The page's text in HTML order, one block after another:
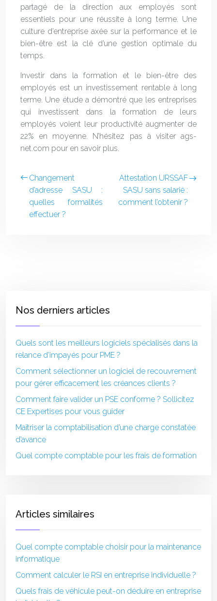
partagé de la direction aux employés sont
essentiels pour une réussite à long terme. Une
culture d’entreprise axée sur la performance et le
bien-être est la clé d’une gestion optimale du
temps.
Investir dans la formation et le bien-être des
employés est un investissement rentable à long
terme. Une étude a démontré que les entreprises
qui investissent dans la formation de leurs
employés voient leur productivité augmenter de
22% en moyenne. N’hésitez pas à visiter ags-
net.com pour en savoir plus.
Changement
d’adresse SASU :
quelles formalités
effectuer ?
Attestation URSSAF
SASU sans salarié :
comment l’obtenir ?
Nos derniers articles
Quels sont les meilleurs logiciels spécialisés dans la
relance d’impayés pour PME ?
Comment sélectionner un logiciel de recouvrement
pour gérer efficacement les créances clients ?
Comment faire valider un PSE conforme ? Sollicitez
CE Expertises pour vous guider
Maîtriser la comptabilisation d’une charge constatée
d’avance
Quel compte comptable pour les frais de formation
Articles similaires
Quel compte comptable choisir pour la maintenance
informatique
Comment calculer le RSI en entreprise individuelle ?
Quels frais de véhicule peut-on déduire en entreprise